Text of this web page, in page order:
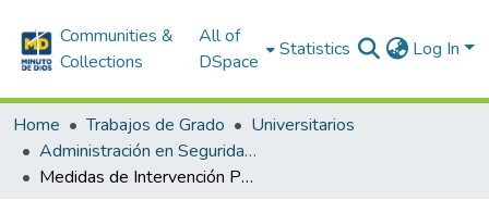
Communities &
Collections
All of
DSpace
Statistics Log In
Home Trabajos de Grado
Universitarios
Administración en Seguridad y Salud en el Trabajo
Medidas de Intervención Propuestas Para Promover El Autocuidado En La Realización Del Trabajo En Alturas, En La Empresa Construcciones y Acabados Diego Vasquez